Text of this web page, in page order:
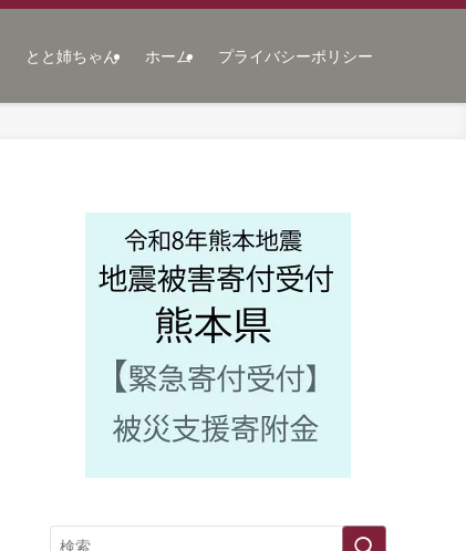
とと姉ちゃん ホーム プライバシーポリシー